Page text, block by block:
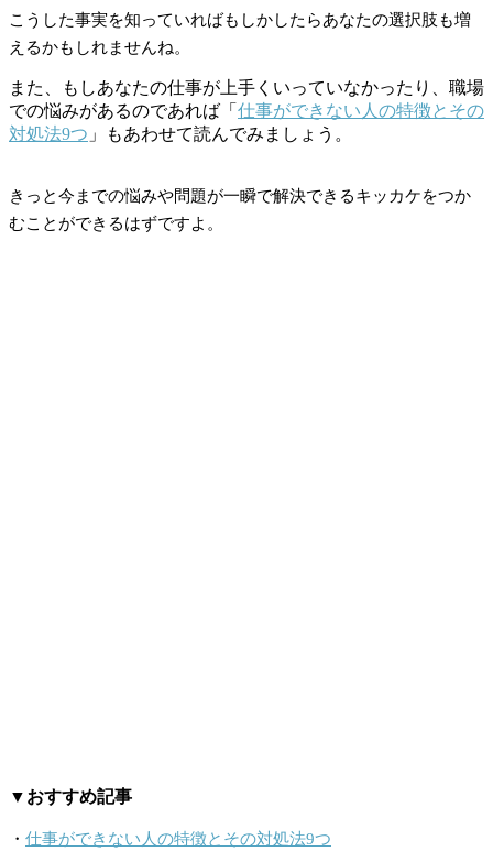
こうした事実を知っていればもしかしたらあなたの選択肢も増
えるかもしれませんね。
また、もしあなたの仕事が上手くいっていなかったり、職場
での悩みがあるのであれば「 仕事ができない人の特徴とその
対処法9つ 」もあわせて読んでみましょう。
きっと今までの悩みや問題が一瞬で解決できるキッカケをつか
むことができるはずですよ。
▼おすすめ記事
・ 仕事ができない人の特徴とその対処法9つ